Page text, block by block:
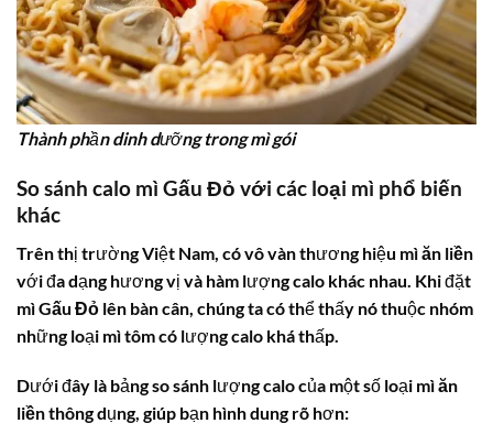
Thành phần dinh dưỡng trong mì gói
So sánh calo mì Gấu Đỏ với các loại mì phổ biến
khác
Trên thị trường Việt Nam, có vô vàn thương hiệu mì ăn liền
với đa dạng hương vị và hàm lượngcalo khác nhau. Khi đặt
mì Gấu Đỏ lên bàn cân, chúng ta có thể thấy nó thuộc nhóm
những loại mì tômcó lượngcalo khá thấp.
Dưới đây là bảng so sánh lượngcalocủa một số loại mì ăn
liềnthông dụng, giúp bạn hình dung rõ hơn: